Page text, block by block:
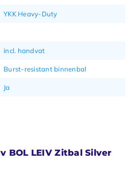
YKK Heavy-Duty
incl. handvat
Burst-resistant binnenbal
Ja
BOL LEIV Zitbal Silver